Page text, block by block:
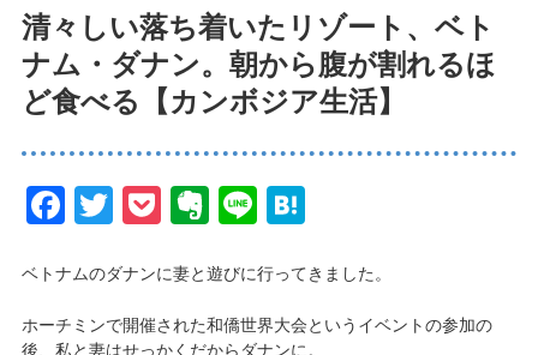
清々しい落ち着いたリゾート、ベト
ナム・ダナン。朝から腹が割れるほ
ど食べる【カンボジア生活】
Facebook
Twitter
PocketEvernote
Line
ベトナムのダナンに妻と遊びに行ってきました。
ホーチミンで開催された和僑世界大会というイベントの参加の